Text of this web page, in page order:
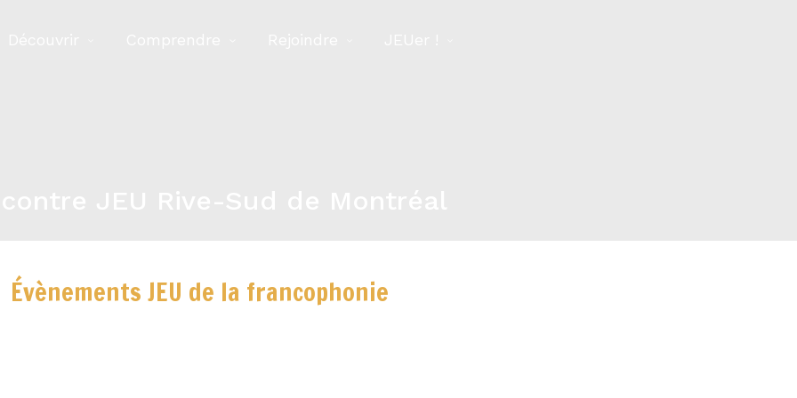
Évènements JEU de la francophonie